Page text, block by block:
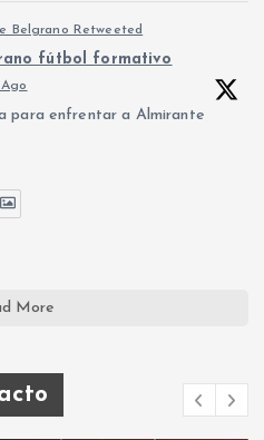
Belgrano Retweeted
fútbol formativo
para enfrentar a Almirante
More